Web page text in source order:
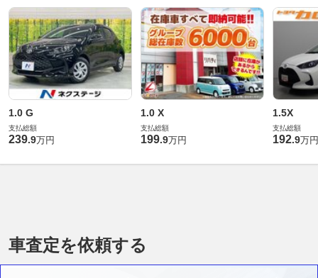
1.0 G
支払総額
239.9万円
1.0 X
支払総額
199.9万円
1.5X
支払総額
192.9万円
車査定を依頼する